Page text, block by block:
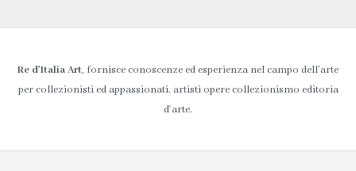
Re d’Italia Art, fornisce conoscenze ed esperienza nel campo dell’arte
per collezionisti ed appassionati. artisti opere collezionismo editoria
d'arte.